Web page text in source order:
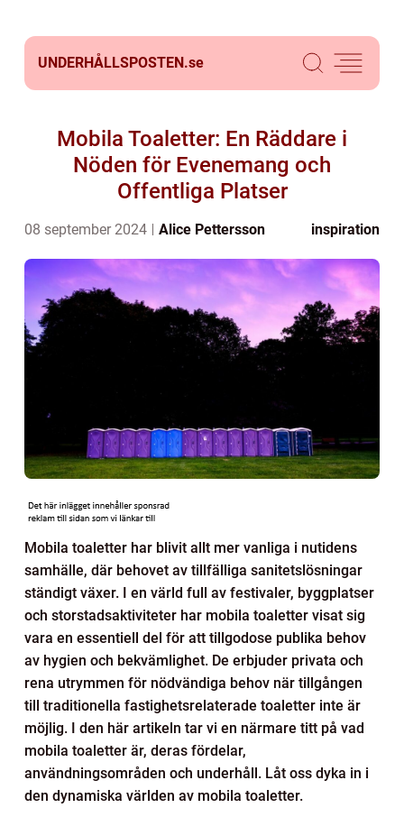
UNDERHÅLLSPOSTEN.se
Mobila Toaletter: En Räddare i
Nöden för Evenemang och
Offentliga Platser
08 september 2024 Alice Pettersson inspiration
Mobila toaletter har blivit allt mer vanliga i nutidens
samhälle, där behovet av tillfälliga sanitetslösningar
ständigt växer. I en värld full av festivaler, byggplatser
och storstadsaktiviteter har mobila toaletter visat sig
vara en essentiell del för att tillgodose publika behov
av hygien och bekvämlighet. De erbjuder privata och
rena utrymmen för nödvändiga behov när tillgången
till traditionella fastighetsrelaterade toaletter inte är
möjlig. I den här artikeln tar vi en närmare titt på vad
mobila toaletter är, deras fördelar,
användningsområden och underhåll. Låt oss dyka in i
den dynamiska världen av mobila toaletter.